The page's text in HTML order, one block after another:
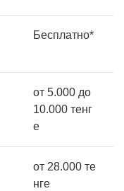
Бесплатно*
от 5.000 до
10.000 тенг
е
от 28.000 те
нге